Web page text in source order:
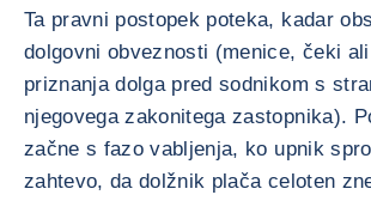
Ta pravni postopek poteka, kadar
dolgovni obveznosti (menice, čeki
priznanja dolga pred sodnikom s
njegovega zakonitega zastopnika).
začne s fazo vabljenja, ko upnik
zahtevo, da dolžnik plača celoten